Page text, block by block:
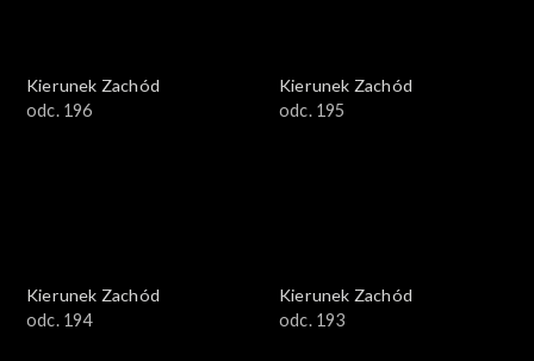
Kierunek Zachód
odc. 196
Kierunek Zachód
odc. 195
Kierunek Zachód
odc. 194
Kierunek Zachód
odc. 193